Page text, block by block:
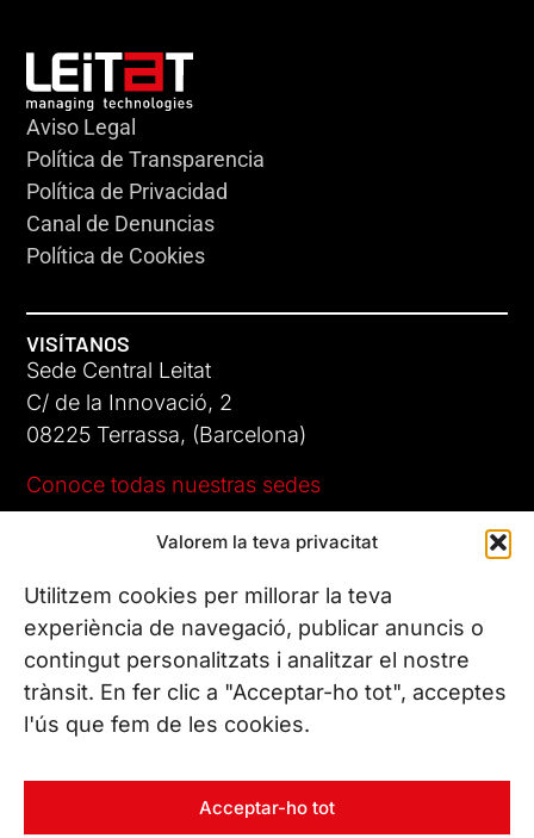
Valorem la teva privacitat
Utilitzem cookies per millorar la teva
experiència de navegació, publicar anuncis o
contingut personalitzats i analitzar el nostre
trànsit. En fer clic a "Acceptar-ho tot", acceptes
l'ús que fem de les cookies.
Acceptar-ho tot
Aviso Legal
Política de Transparencia
Política de Privacidad
Canal de Denuncias
Política de Cookies
VISÍTANOS
Sede Central Leitat
C/ de la Innovació, 2
08225 Terrassa, (Barcelona)
Conoce todas nuestras sedes
Tel. (+34) 937 882 300
SÍGUENOS